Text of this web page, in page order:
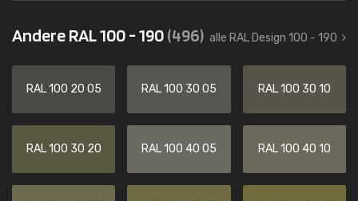
Andere RAL 100 - 190(496) alle RAL Design 100 - 190
RAL 100 20 05 RAL 100 30 05 RAL 100 30 10
RAL 100 30 20 RAL 100 40 05 RAL 100 40 10